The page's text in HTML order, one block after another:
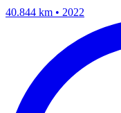
40.844 km • 2022